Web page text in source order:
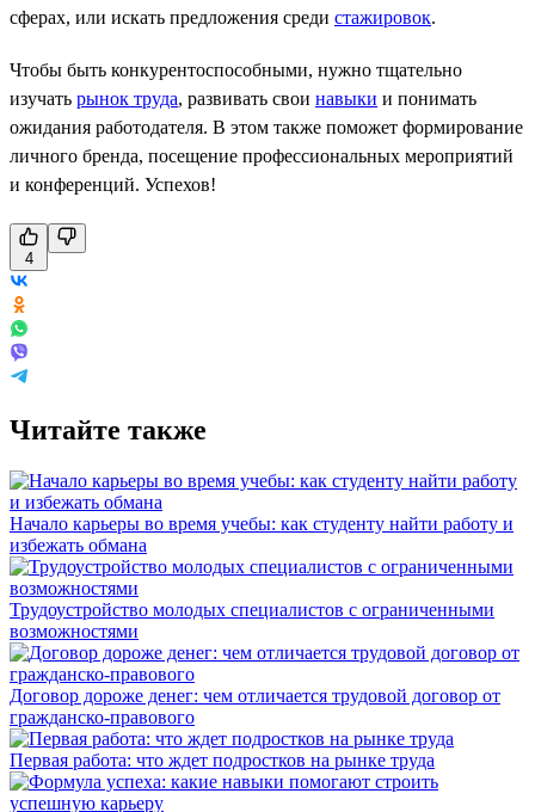
сферах, или искать предложения среди стажировок.
Чтобы быть конкурентоспособными, нужно тщательно
изучать рынок труда, развивать свои навыки и понимать
ожидания работодателя. В этом также поможет формирование
личного бренда, посещение профессиональных мероприятий
и конференций. Успехов!
4
Читайте также
Начало карьеры во время учебы: как студенту найти работу и
избежать обмана
Трудоустройство молодых специалистов с ограниченными
возможностями
Договор дороже денег: чем отличается трудовой договор от
гражданско-правового
Первая работа: что ждет подростков на рынке труда